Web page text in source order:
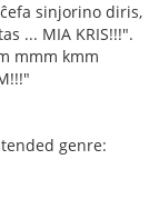
sinjorino diris,
... MIA KRIS!!!".
mmm kmm
genre: